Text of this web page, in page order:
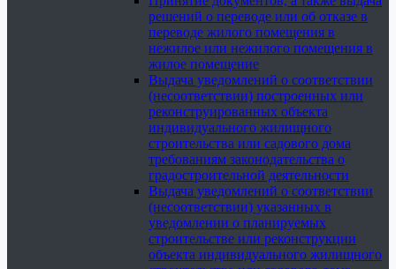
решений о переводе или об отказе в
переводе жилого помещения в
нежилое или нежилого помещения в
жилое помещение
Выдача уведомлений о соответствии
(несоответствии) построенных или
реконструированных объекта
индивидуального жилищного
строительства или садового дома
требованиям законодательства о
градостроительной деятельности
Выдача уведомлений о соответствии
(несоответствии) указанных в
уведомлении о планируемых
строительстве или реконструкции
объекта индивидуального жилищного